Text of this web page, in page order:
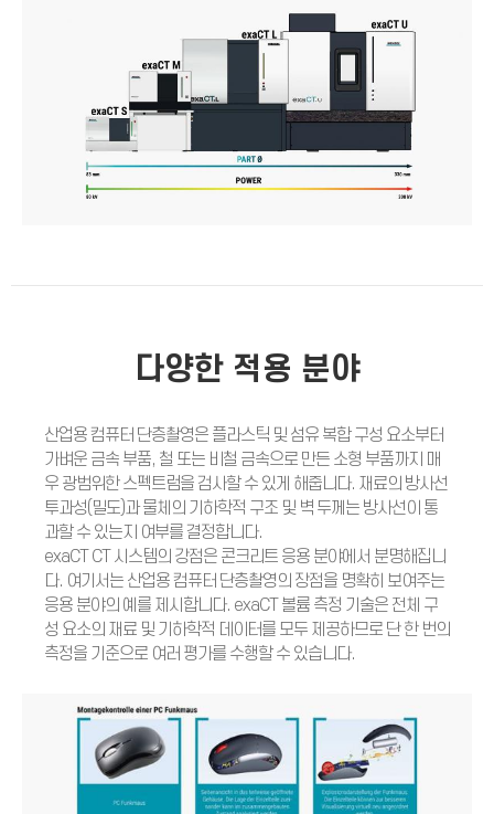
다양한 적용 분야
산업용 컴퓨터 단층촬영은 플라스틱 및 섬유 복합 구성 요소부터
가벼운 금속 부품, 철 또는 비철 금속으로 만든 소형 부품까지 매
우 광범위한 스펙트럼을 검사할 수 있게 해줍니다. 재료의 방사선
투과성(밀도)과 물체의 기하학적 구조 및 벽 두께는 방사선이 통
과할 수 있는지 여부를 결정합니다.
exaCT CT 시스템의 강점은 콘크리트 응용 분야에서 분명해집니
다. 여기서는 산업용 컴퓨터 단층촬영의 장점을 명확히 보여주는
응용 분야의 예를 제시합니다. exaCT 볼륨 측정 기술은 전체 구
성 요소의 재료 및 기하학적 데이터를 모두 제공하므로 단 한 번의
측정을 기준으로 여러 평가를 수행할 수 있습니다.